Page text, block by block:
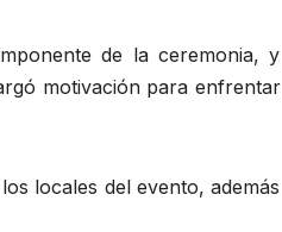
de la ceremonia, y
motivación para enfrentar
locales del evento, además